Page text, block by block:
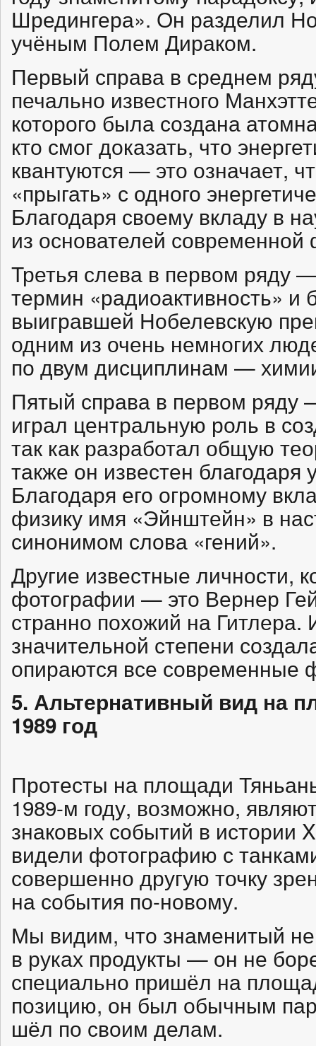
Шредингера». Он разделил
учёным Полем Дираком.
Первый справа в среднем
печально известного
которого была создана
кто смог доказать, что
квантуются — это означает,
«прыгать» с одного
Благодаря своему вкладу в
из основателей современной
Третья слева в первом
термин «радиоактивность»
выигравшей Нобелевскую
одним из очень немногих
по двум дисциплинам —
Пятый справа в первом
играл центральную роль в
так как разработал общую
также он известен
Благодаря его огромному
физику имя «Эйнштейн» в
синонимом слова «гений».
Другие известные личности,
фотографии — это Вернер
странно похожий на Гитлера.
значительной степени
опираются все современные
5. Альтернативный вид на
1989 год
Протесты на площади
1989-м году, возможно,
знаковых событий в истории
видели фотографию с
совершенно другую точку
на события по-новому.
Мы видим, что знаменитый
в руках продукты — он не
специально пришёл на
позицию, он был обычным
шёл по своим делам.